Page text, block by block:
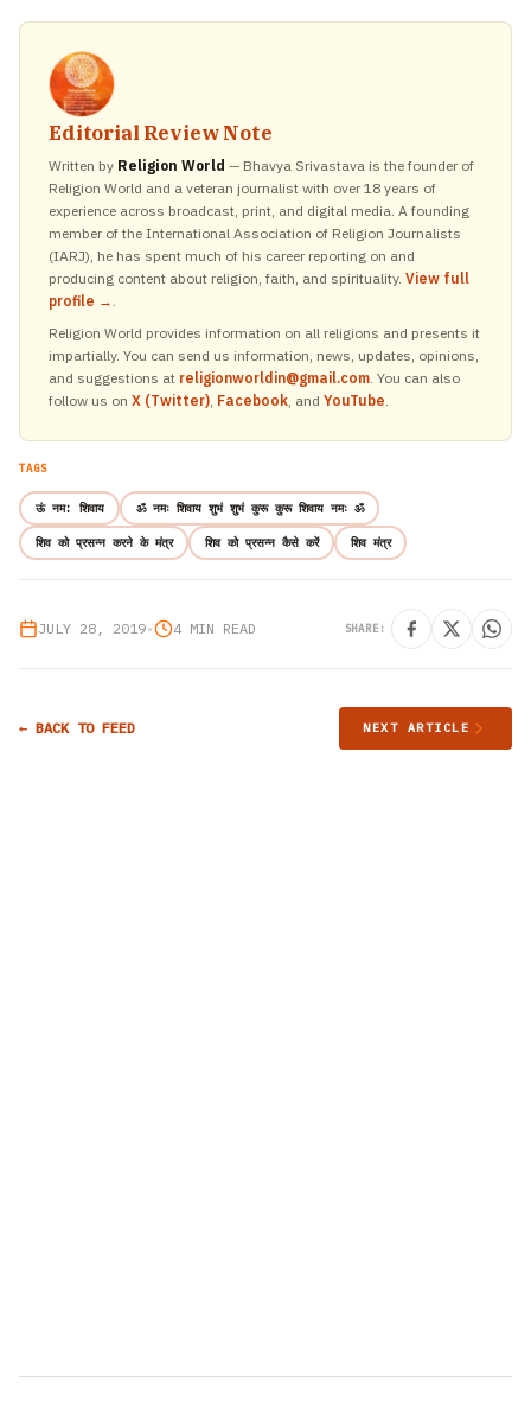
Editorial Review Note
Written by Religion World — Bhavya Srivastava is the founder of
Religion World and a veteran journalist with over 18 years of
experience across broadcast, print, and digital media. A founding
member of the International Association of Religion Journalists
(IARJ), he has spent much of his career reporting on and
producing content about religion, faith, and spirituality. View full
profile → .
Religion World provides information on all religions and presents it
impartially. You can send us information, news, updates, opinions,
and suggestions at religionworldin@gmail.com. You can also
follow us on X (Twitter), Facebook, and YouTube.
TAGS
ऊं नम: शिवाय ॐ नमः शिवाय शुभं शुभं कुरू कुरू शिवाय नमः ॐ
शिव को प्रसन्न करने के मंत्र शिव को प्रसन्न कैसे करें शिव मंत्र
JULY 28, 2019• 4 MIN READ SHARE:
← BACK TO FEED NEXT ARTICLE